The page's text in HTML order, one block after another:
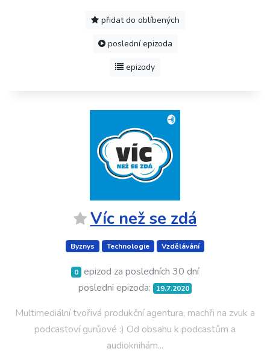
přidat do oblíbených
poslední epizoda
epizody
Víc než se zdá
Byznys Technologie Vzdělávání
0 epizod za posledních 30 dní
posledni epizoda:
19.7.2020
Multimediální tvořivá produkční agentura, machři na zvuk a
podcastoví gurůové :) Od obsahu k podcastům a
audioknihám...